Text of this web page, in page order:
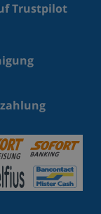
Trustpilot